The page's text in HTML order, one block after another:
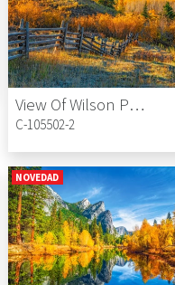
View Of Wilson Peak In Autumn, USA
C-105502-2
NOVEDAD